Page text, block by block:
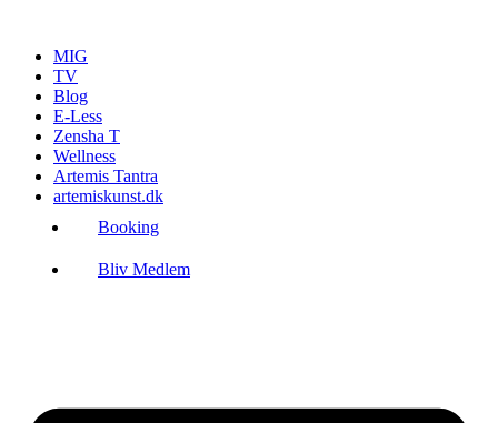
indholdMIG
TV
Blog
E-Less
Zensha T
Wellness
Artemis Tantra
artemiskunst.dk
Booking
Bliv Medlem